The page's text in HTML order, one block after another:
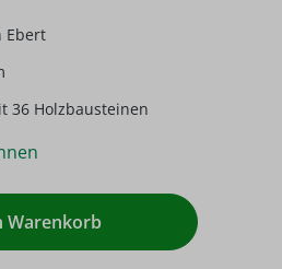
Ebert
36 Holzbausteinen
Wert
Warenkorb